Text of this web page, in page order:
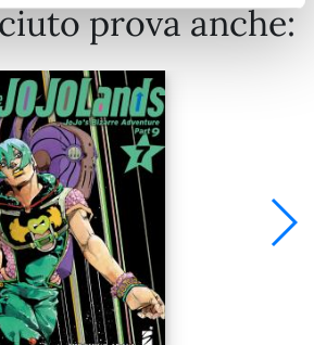
prova anche: